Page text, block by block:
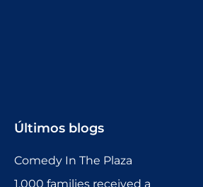
Últimos blogs
Comedy In The Plaza
1,000 families received a